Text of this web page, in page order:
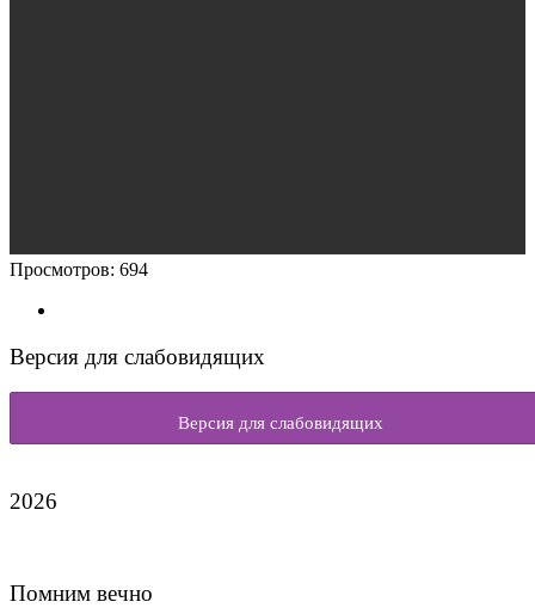
Просмотров: 694
Версия для слабовидящих
Версия для слабовидящих
2026
Помним вечно